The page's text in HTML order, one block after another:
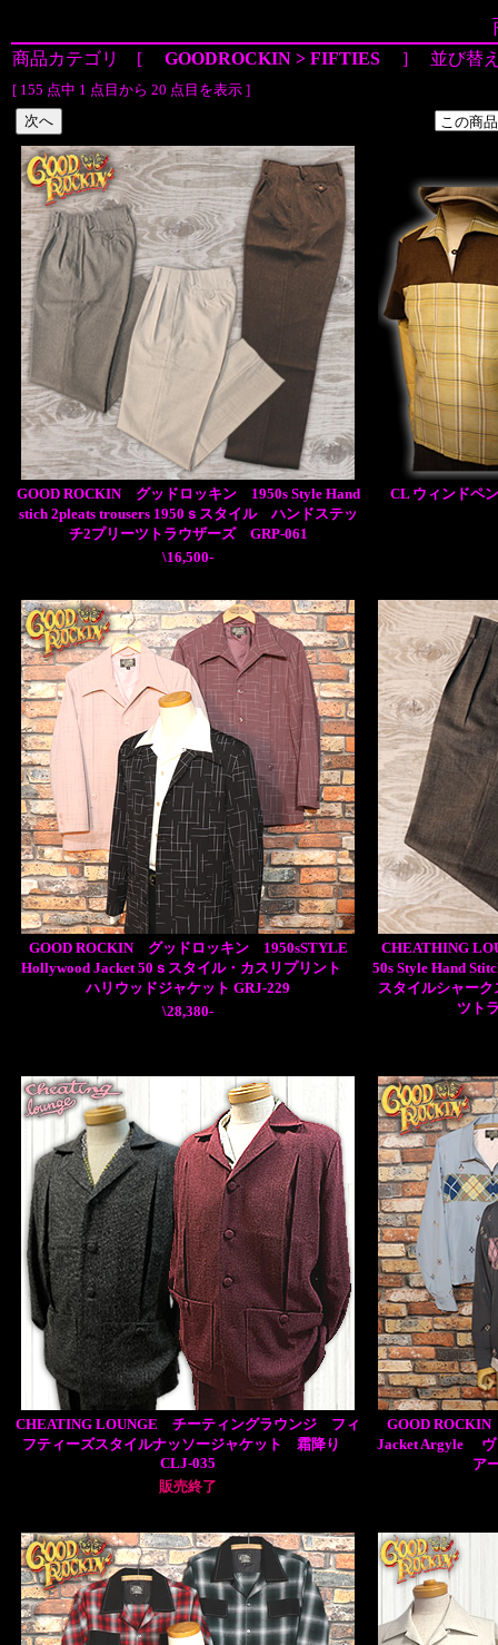
商品カテゴリ [ GOODROCKIN > FIFTIES ] 並び
[ 155 点中 1 点目から 20 点目を表示 ]
GOOD ROCKIN グッドロッキン 1950s Style Hand
stich 2pleats trousers 1950ｓスタイル ハンドステッ
チ2プリーツトラウザーズ GRP-061
\16,500-
CL ウィンドペ
GOOD ROCKIN グッドロッキン 1950sSTYLE
Hollywood Jacket 50ｓスタイル・カスリプリント
ハリウッドジャケット GRJ-229
\28,380-
CHEATHING
50s Style Hand
スタイルシャー
ツト
CHEATING LOUNGE チーティングラウンジ フィ
フティーズスタイルナッソージャケット 霜降り
CLJ-035
販売終了
GOOD
Jacket Argyle ヴ
ア